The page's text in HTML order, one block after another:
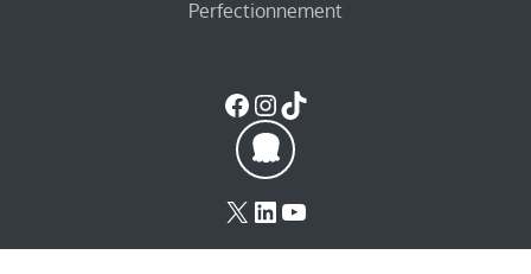
Perfectionnement
Facebook
Instagram
TikTok
X LinkedIn
YouTube